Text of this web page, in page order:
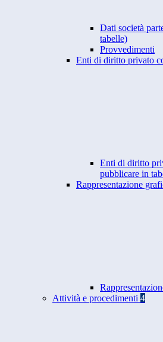
Dati società
tabelle)
Provvedimenti
Enti di diritto privato
Enti di diritto
pubblicare in
Rappresentazione
Attività e procedimenti 4